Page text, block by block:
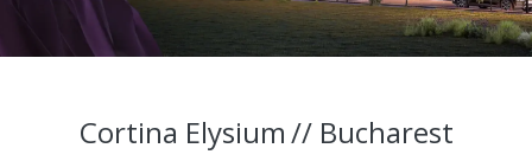
Cortina Elysium// Bucharest